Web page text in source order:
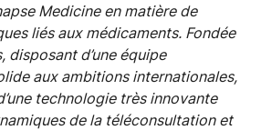
Medicine en matière de
liés aux médicaments. Fondée
disposant d’une équipe
aux ambitions internationales,
technologie très innovante
de la téléconsultation et